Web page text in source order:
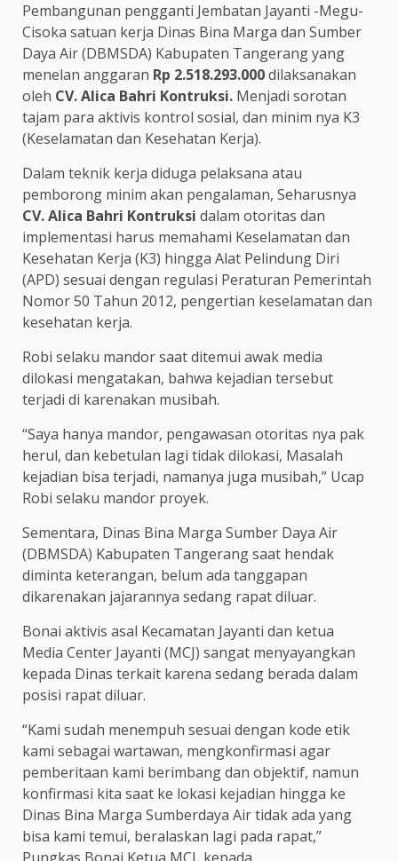
Pembangunan pengganti Jembatan Jayanti -Megu-
Cisoka satuan kerja Dinas Bina Marga dan Sumber
Daya Air (DBMSDA) Kabupaten Tangerang yang
menelan anggaran Rp 2.518.293.000dilaksanakan
oleh CV. Alica Bahri Kontruksi. Menjadi sorotan
tajam para aktivis kontrol sosial, dan minim nya K3
(Keselamatan dan Kesehatan Kerja).
Dalam teknik kerja diduga pelaksana atau
pemborong minim akan pengalaman, Seharusnya
CV. Alica Bahri Kontruksi dalam otoritas dan
implementasi harus memahami Keselamatan dan
Kesehatan Kerja (K3) hingga Alat Pelindung Diri
(APD) sesuai dengan regulasi Peraturan Pemerintah
Nomor 50 Tahun 2012, pengertian keselamatan dan
kesehatan kerja.
Robi selaku mandor saat ditemui awak media
dilokasi mengatakan, bahwa kejadian tersebut
terjadi di karenakan musibah.
“Saya hanya mandor, pengawasan otoritas nya pak
herul, dan kebetulan lagi tidak dilokasi, Masalah
kejadian bisa terjadi, namanya juga musibah,” Ucap
Robi selaku mandor proyek.
Sementara, Dinas Bina Marga Sumber Daya Air
(DBMSDA) Kabupaten Tangerang saat hendak
diminta keterangan, belum ada tanggapan
dikarenakan jajarannya sedang rapat diluar.
Bonai aktivis asal Kecamatan Jayanti dan ketua
Media Center Jayanti (MCJ) sangat menyayangkan
kepada Dinas terkait karena sedang berada dalam
posisi rapat diluar.
“Kami sudah menempuh sesuai dengan kode etik
kami sebagai wartawan, mengkonfirmasi agar
pemberitaan kami berimbang dan objektif, namun
konfirmasi kita saat ke lokasi kejadian hingga ke
Dinas Bina Marga Sumberdaya Air tidak ada yang
bisa kami temui, beralaskan lagi pada rapat,”